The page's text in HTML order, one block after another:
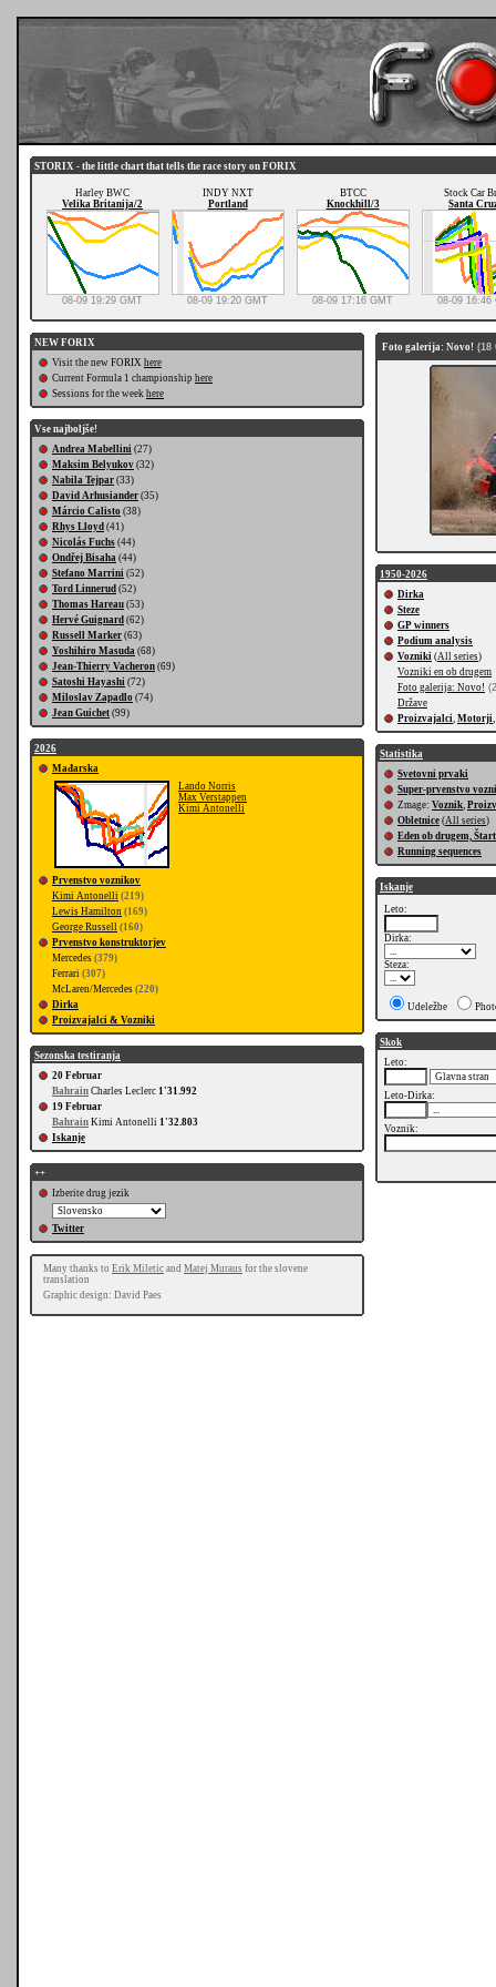
STORIX - the little chart that tells the race story on FORIX
Harley BWC
Velika Britanija/2
08-09 19:29 GMT
INDY NXT
Portland
08-09 19:20 GMT
BTCC
Knockhill/3
08-09 17:16 GMT
Stock Car
Santa
08-09 16:46
NEW FORIX
Visit the new FORIX here
Current Formula 1 championship here
Sessions for the week here
Vse najboljše!
Andrea Mabellini (27)
Maksim Belyukov (32)
Nabila Tejpar (33)
David Arhusiander (35)
Márcio Calisto (38)
Rhys Lloyd (41)
Nicolás Fuchs (44)
Ondřej Bisaha (44)
Stefano Marrini (52)
Tord Linnerud (52)
Thomas Hareau (53)
Hervé Guignard (62)
Russell Marker (63)
Yoshihiro Masuda (68)
Jean-Thierry Vacheron (69)
Satoshi Hayashi (72)
Miloslav Zapadlo (74)
Jean Guichet (99)
2026
Mađarska
Lando Norris
Max Verstappen
Kimi Antonelli
Prvenstvo voznikov
Kimi Antonelli (219)
Lewis Hamilton (169)
George Russell (160)
Prvenstvo konstruktorjev
Mercedes (379)
Ferrari (307)
McLaren/Mercedes (220)
Dirka
Proizvajalci & Vozniki
Sezonska testiranja
20 Februar
Bahrain Charles Leclerc 1'31.992
19 Februar
Bahrain Kimi Antonelli 1'32.803
Iskanje
++
Izberite drug jezik
Twitter
Many thanks to Erik Miletic and Matej Muraus for the slovene
translation
Graphic design: David Paes
Foto galerija: Novo! (18
1950-2026
Dirka
Steze
GP winners
Podium analysis
Vozniki (All series)
Vozniki en ob drugem
Foto galerija: Novo!
Države
Proizvajalci, Motorji,
Statistika
Svetovni prvaki
Super-prvenstvo
Zmage: Voznik,
Obletnice (All series)
Eden ob drugem,
Running sequences
Iskanje
Leto:
Dirka:
Steza:
Udeležbe
Skok
Leto:
Leto-Dirka:
Voznik: